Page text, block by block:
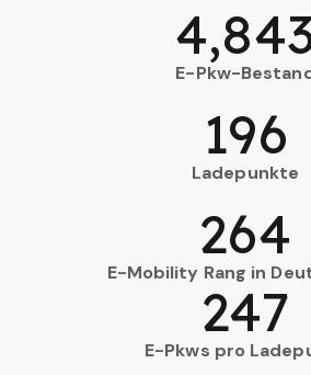
E-Pkw-
Ladepunkte
196
E-Mobility Rang in
264
E-Pkws pro
247